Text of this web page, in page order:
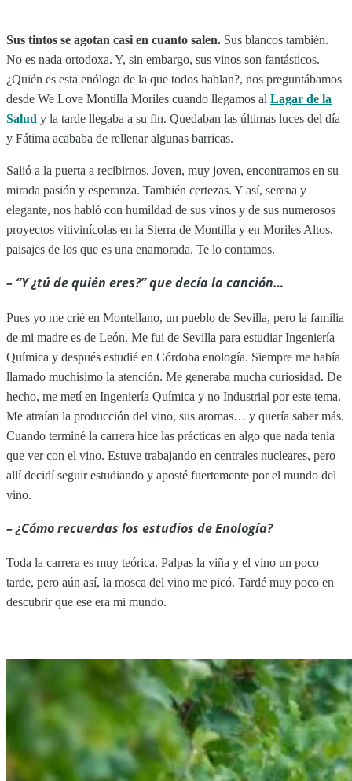
Sus tintos se agotan casi en cuanto salen. Sus blancos también.
No es nada ortodoxa. Y, sin embargo, sus vinos son fantásticos.
¿Quién es esta enóloga de la que todos hablan?, nos preguntábamos
desde We Love Montilla Moriles cuando llegamos al Lagar de la
Salud y la tarde llegaba a su fin. Quedaban las últimas luces del día
y Fátima acababa de rellenar algunas barricas.
Salió a la puerta a recibirnos. Joven, muy joven, encontramos en su
mirada pasión y esperanza. También certezas. Y así, serena y
elegante, nos habló con humildad de sus vinos y de sus numerosos
proyectos vitivinícolas en la Sierra de Montilla y en Moriles Altos,
paisajes de los que es una enamorada. Te lo contamos.
– “Y ¿tú de quién eres?” que decía la canción…
Pues yo me crié en Montellano, un pueblo de Sevilla, pero la familia
de mi madre es de León. Me fui de Sevilla para estudiar Ingeniería
Química y después estudié en Córdoba enología. Siempre me había
llamado muchísimo la atención. Me generaba mucha curiosidad. De
hecho, me metí en Ingeniería Química y no Industrial por este tema.
Me atraían la producción del vino, sus aromas… y quería saber más.
Cuando terminé la carrera hice las prácticas en algo que nada tenía
que ver con el vino. Estuve trabajando en centrales nucleares, pero
allí decidí seguir estudiando y aposté fuertemente por el mundo del
vino.
–¿Cómo recuerdas los estudios de Enología?
Toda la carrera es muy teórica. Palpas la viña y el vino un poco
tarde, pero aún así, la mosca del vino me picó. Tardé muy poco en
descubrir que ese era mi mundo.